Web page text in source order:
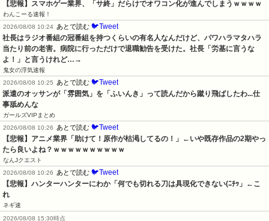
【悲報】スマホゲー業界、「サ終」だらけでオワコン化が進んでしまうｗｗｗｗ
わんこーる速報！
2026/08/08 10:24 あとで読む 🐦Tweet
社長はラジオ番組の冠番組を持つくらいの有名人なんだけど、パワハラマタハラ
当たり前の老害。病院に行っただけで退職勧告を受けた。社長「労基に言うな
よ！」と言うけれど…→
鬼女の浮気速報
2026/08/08 10:25 あとで読む 🐦Tweet
派遣のオッサンが「雰囲気」を「ふいんき」って読んだから蹴り飛ばしたわ...仕
事舐めんな
ガールズVIPまとめ
2026/08/08 10:26 あとで読む 🐦Tweet
【悲報】アニメ業界「助けて！原作が枯渇してるの！」←いや既存作品の2期やっ
たら良いよね？ｗｗｗｗｗｗｗｗｗｗ
なんJクエスト
2026/08/08 10:26 あとで読む 🐦Tweet
【悲報】ハンターハンターにわか「何でも切れる刀は具現化できない(ﾆﾁｯ」←こ
れ
ネギ速
2026/08/08 15:30時点